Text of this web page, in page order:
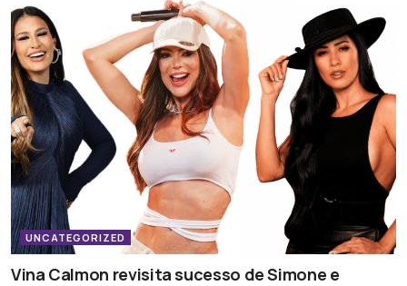
UNCATEGORIZED
Vina Calmon revisita sucesso de Simone e